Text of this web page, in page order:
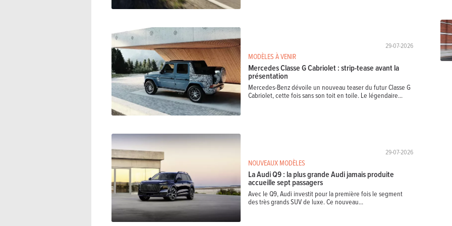
29-07-2026
MODÈLES À VENIR
Mercedes Classe G Cabriolet : strip-tease avant la
présentation
Mercedes-Benz dévoile un nouveau teaser du futur Classe G
Cabriolet, cette fois sans son toit en toile. Le légendaire...
29-07-2026
NOUVEAUX MODÈLES
La Audi Q9 : la plus grande Audi jamais produite
accueille sept passagers
Avec le Q9, Audi investit pour la première fois le segment
des très grands SUV de luxe. Ce nouveau...